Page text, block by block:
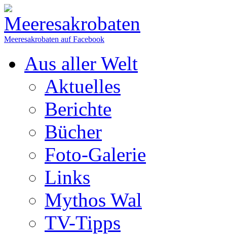
Meeresakrobaten auf Facebook
Aus aller Welt
Aktuelles
Berichte
Bücher
Foto-Galerie
Links
Mythos Wal
TV-Tipps